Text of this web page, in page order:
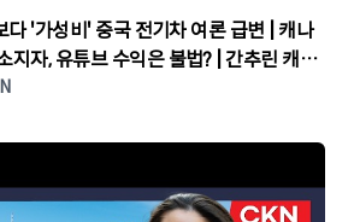
다 '가성비' 중국 전기차 여론 급변 | 캐나
유튜브 수익은 불법? | 간추린 캐나
나다코리안뉴스